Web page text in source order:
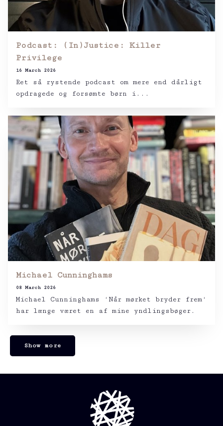
Podcast: (In)Justice: Killer
Privilege
16 March 2026
Ret så rystende podcast om mere end dårligt
opdragede og forsømte børn i...
Michael Cunninghams
08 March 2026
Michael Cunninghams ‘Når mørket bryder frem‘
har længe været en af mine yndlingsbøger.
Show more